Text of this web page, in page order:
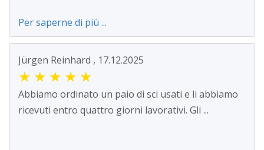
Per saperne di più ...
Jürgen Reinhard , 17.12.2025
★ ★ ★ ★ ★
Abbiamo ordinato un paio di sci usati e li abbiamo
ricevuti entro quattro giorni lavorativi. Gli ...